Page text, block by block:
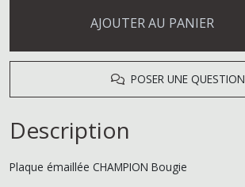
AJOUTER AU PANIER
POSER UNE QUESTION
Description
Plaque émaillée CHAMPION Bougie